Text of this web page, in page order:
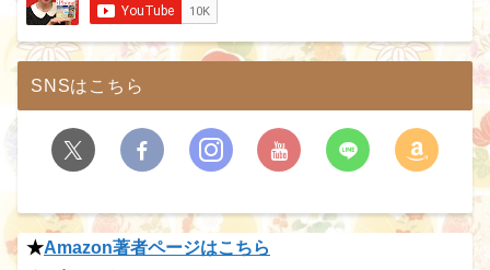
SNSはこちら
★Amazon著者ページはこちら